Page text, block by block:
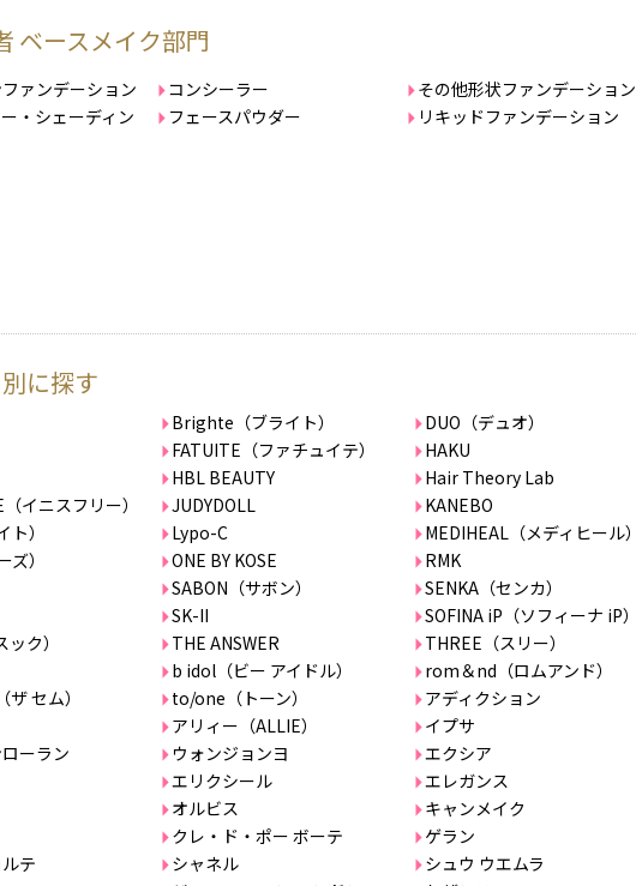
ベースメイク部門
ァンデーション コンシーラー
その他形状ファンデーション
・シェーディン
フェースパウダー リキッドファンデーション
に探す
Brighte（ブライト）
DUO（デュオ）
FATUITE（ファチュイテ）
HAKU
HBL BEAUTY
Hair Theory Lab
イニスフリー）
JUDYDOLL
KANEBO
）
Lypo-C
MEDIHEAL（メディヒール）
）
ONE BY KOSE
RMK
SABON（サボン）
SENKA（センカ）
SK-II
SOFINA iP（ソフィーナ iP）
ク）
THE ANSWER
THREE（スリー）
b idol（ビー アイドル）
rom＆nd（ロムアンド）
セム）
to/one（トーン）
アディクション
アリィー（ALLIE）
イプサ
ーラン
ウォンジョンヨ
エクシア
エリクシール
エレガンス
オルビス
キャンメイク
クレ・ド・ポー ボーテ
ゲラン
テ
シャネル
シュウ ウエムラ